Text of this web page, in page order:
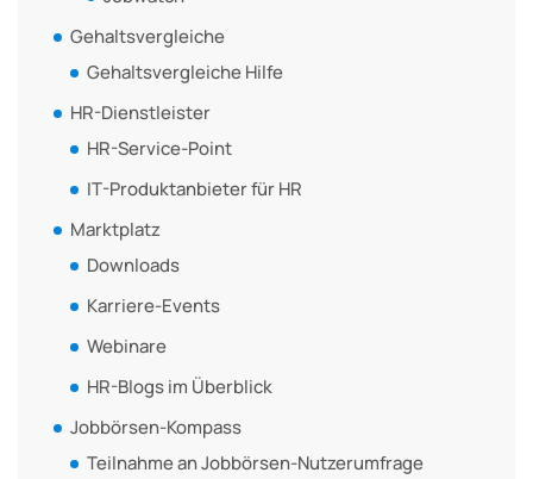
Gehaltsvergleiche
Gehaltsvergleiche Hilfe
HR-Dienstleister
HR-Service-Point
IT-Produktanbieter für HR
Marktplatz
Downloads
Karriere-Events
Webinare
HR-Blogs im Überblick
Jobbörsen-Kompass
Teilnahme an Jobbörsen-Nutzerumfrage